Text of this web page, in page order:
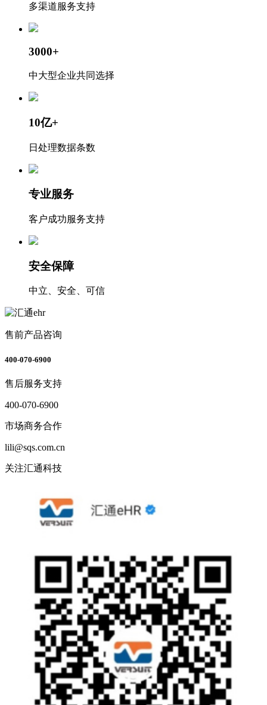
多渠道服务支持
3000+
中大型企业共同选择
10亿+
日处理数据条数
专业服务
客户成功服务支持
安全保障
中立、安全、可信
售前产品咨询
400-070-6900
售后服务支持
400-070-6900
市场商务合作
lili@sqs.com.cn
关注汇通科技